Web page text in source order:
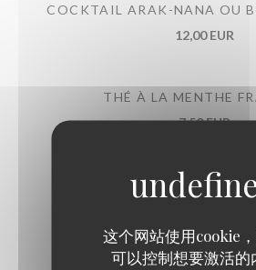
这个网站使用cookie
可以控制想要激活的
COCKTAIL ARAK-NANA OU
12,00 EUR
THÉ À LA MENTHE
7,50 EUR
COCA ZERO